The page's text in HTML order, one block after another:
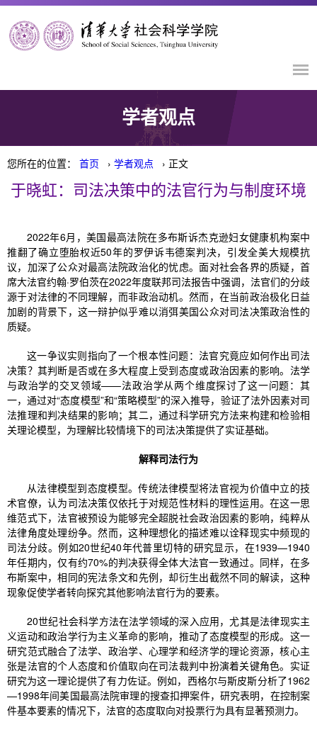
学者观点
您所在的位置： 首页 › 学者观点 › 正文
于晓虹：司法决策中的法官行为与制度环境
2022年6月，美国最高法院在多布斯诉杰克逊妇女健康机构案中
推翻了确立堕胎权近50年的罗伊诉韦德案判决，引发全美大规模抗
议，加深了公众对最高法院政治化的忧虑。面对社会各界的质疑，首
席大法官约翰·罗伯茨在2022年度联邦司法报告中强调，法官们的分歧
源于对法律的不同理解，而非政治动机。然而，在当前政治极化日益
加剧的背景下，这一辩护似乎难以消弭美国公众对司法决策政治性的
质疑。
这一争议实则指向了一个根本性问题：法官究竟应如何作出司法
决策？其判断是否或在多大程度上受到态度或政治因素的影响。法学
与政治学的交叉领域——法政治学从两个维度探讨了这一问题：其
一，通过对“态度模型”和“策略模型”的深入推导，验证了法外因素对司
法推理和判决结果的影响；其二，通过科学研究方法来构建和检验相
关理论模型，为理解比较情境下的司法决策提供了实证基础。
解释司法行为
从法律模型到态度模型。传统法律模型将法官视为价值中立的技
术官僚，认为司法决策仅依托于对规范性材料的理性运用。在这一思
维范式下，法官被预设为能够完全超脱社会政治因素的影响，纯粹从
法律角度处理纷争。然而，这种理想化的描述难以诠释现实中频现的
司法分歧。例如20世纪40年代普里切特的研究显示，在1939—1940
年任期内，仅有约70%的判决获得全体大法官一致通过。同样，在多
布斯案中，相同的宪法条文和先例，却衍生出截然不同的解读，这种
现象促使学者转向探究其他影响法官行为的要素。
20世纪社会科学方法在法学领域的深入应用，尤其是法律现实主
义运动和政治学行为主义革命的影响，推动了态度模型的形成。这一
研究范式融合了法学、政治学、心理学和经济学的理论资源，核心主
张是法官的个人态度和价值取向在司法裁判中扮演着关键角色。实证
研究为这一理论提供了有力佐证。例如，西格尔与斯皮斯分析了1962
—1998年间美国最高法院审理的搜查扣押案件，研究表明，在控制案
件基本要素的情况下，法官的态度取向对投票行为具有显著预测力。